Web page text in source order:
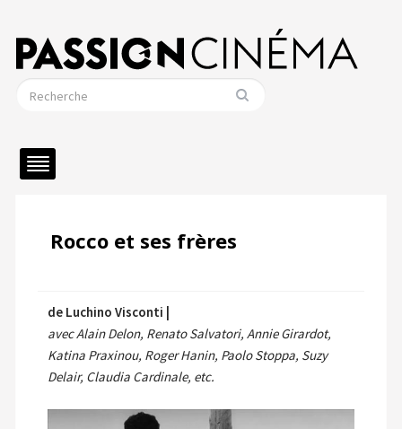
Rocco et ses frères
de Luchino Visconti |
avec Alain Delon, Renato Salvatori, Annie Girardot,
Katina Praxinou, Roger Hanin, Paolo Stoppa, Suzy
Delair, Claudia Cardinale, etc.